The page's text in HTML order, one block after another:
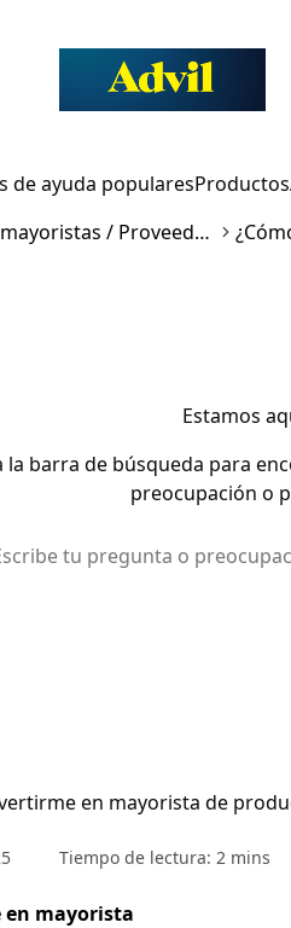
de ayuda popularesProductos
Consultas de mayoristas / Proveedores
Estamos
la barra de búsqueda para
preocupación o
en mayorista de
Tiempo de lectura: 2 mins
en mayorista